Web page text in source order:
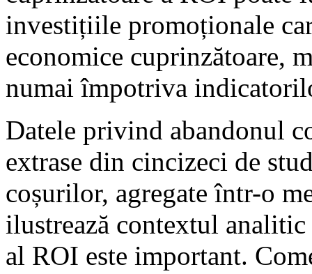
investițiile promoționale
economice cuprinzătoare,
numai împotriva
Datele privind abandonul
extrase din cincizeci de
coșurilor, agregate într-o
ilustrează contextul
al ROI este important.